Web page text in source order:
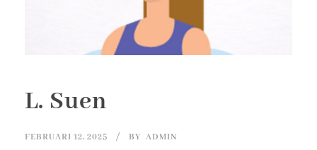
L. Suen
FEBRUARI 12, 2025 BY ADMIN